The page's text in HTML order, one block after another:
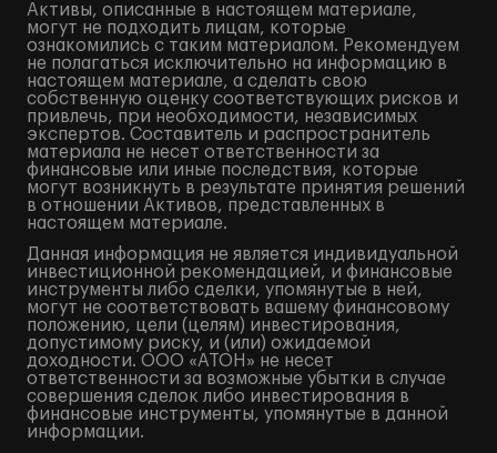
Активы, описанные в настоящем материале,
могут не подходить лицам, которые
ознакомились с таким материалом. Рекомендуем
не полагаться исключительно на информацию в
настоящем материале, а сделать свою
собственную оценку соответствующих рисков и
привлечь, при необходимости, независимых
экспертов. Составитель и распространитель
материала не несет ответственности за
финансовые или иные последствия, которые
могут возникнуть в результате принятия решений
в отношении Активов, представленных в
настоящем материале.
Данная информация не является индивидуальной
инвестиционной рекомендацией, и финансовые
инструменты либо сделки, упомянутые в ней,
могут не соответствовать вашему финансовому
положению, цели (целям) инвестирования,
допустимому риску, и (или) ожидаемой
доходности. ООО «АТОН» не несет
ответственности за возможные убытки в случае
совершения сделок либо инвестирования в
финансовые инструменты, упомянутые в данной
информации.